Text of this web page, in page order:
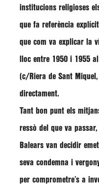
institucions religioses
que fa referència
que com va explicar la
lloc entre 1950 i 1955 al
(c/Riera de Sant Miquel,
directament.
Tant bon punt els
ressò del que va
Balears van decidir
seva condemna i
per comprometre’s a